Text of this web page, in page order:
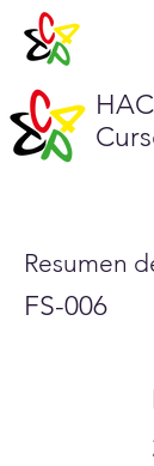
Resumen
FS-006